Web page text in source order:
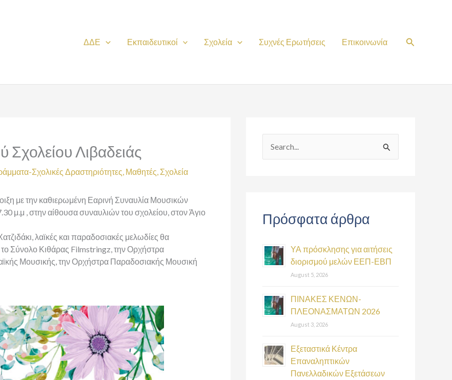
ΔΔΕ Εκπαιδευτικοί Σχολεία Συχνές Ερωτήσεις Επικοινωνία Search
Λιβαδειάς
Σχολικές Δραστηριότητες, Μαθητές, Σχολεία
με την καθιερωμένη Εαρινή Συναυλία Μουσικών
μ.μ , στην αίθουσα συναυλιών του σχολείου, στον Άγιο
λαϊκές και παραδοσιακές μελωδίες θα
Σύνολο Κιθάρας Filmstringz, την Ορχήστρα
Μουσικής, την Ορχήστρα Παραδοσιακής Μουσική
c
f
o
Πρόσφατα άρθρα
ΥΑ πρόσκλησης για αιτήσεις
διορισμού μελών ΕΕΠ-ΕΒΠ
August 5, 2026
ΠΙΝΑΚΕΣ ΚΕΝΩΝ-
ΠΛΕΟΝΑΣΜΑΤΩΝ 2026
August 3, 2026
Εξεταστικά Κέντρα
Επαναληπτικών
Πανελλαδικών Εξετάσεων